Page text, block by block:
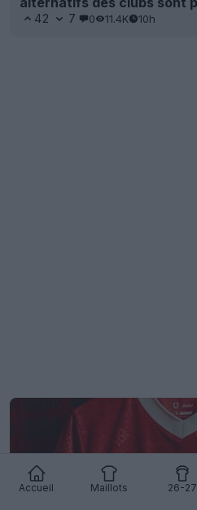
Accueil Maillots 26-27
42 7 0 11.4K 10h